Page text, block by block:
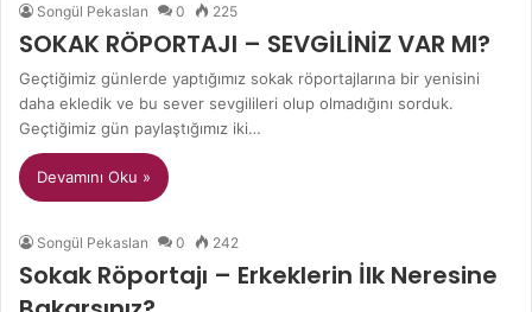
Songül Pekaslan 0 225
SOKAK RÖPORTAJI – SEVGİLİNİZ VAR MI?
Geçtiğimiz günlerde yaptığımız sokak röportajlarına bir yenisini
daha ekledik ve bu sever sevgilileri olup olmadığını sorduk.
Geçtiğimiz gün paylaştığımız iki…
Devamını Oku »
Songül Pekaslan 0 242
Sokak Röportajı – Erkeklerin İlk Neresine